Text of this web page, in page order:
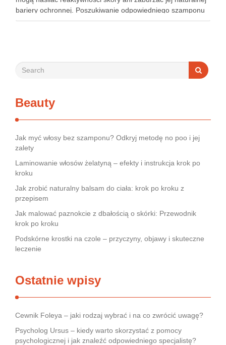
bariery ochronnej. Poszukiwanie odpowiedniego szamponu
bywa dla wielu pacjentów procesem długim i frustrującym, bo
Beauty
Jak myć włosy bez szamponu? Odkryj metodę no poo i jej
zalety
Laminowanie włosów żelatyną – efekty i instrukcja krok po
kroku
Jak zrobić naturalny balsam do ciała: krok po kroku z
przepisem
Jak malować paznokcie z dbałością o skórki: Przewodnik
krok po kroku
Podskórne krostki na czole – przyczyny, objawy i skuteczne
leczenie
Ostatnie wpisy
Cewnik Foleya – jaki rodzaj wybrać i na co zwrócić uwagę?
Psycholog Ursus – kiedy warto skorzystać z pomocy
psychologicznej i jak znaleźć odpowiedniego specjalistę?